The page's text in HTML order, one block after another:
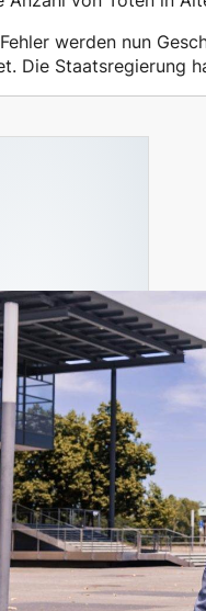
werden nun
Die Staatsregierung